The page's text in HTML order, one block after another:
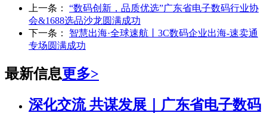
上一条： “数码创新，品质优选”广东省电子数码行业协
会&1688选品沙龙圆满成功
下一条： 智慧出海·全球速航丨3C数码企业出海-速卖通
专场圆满成功
最新信息更多>
深化交流 共谋发展｜广东省电子数码